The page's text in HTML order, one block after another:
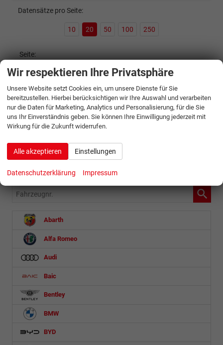
Datensätze pro Seite:
10 20 50 100 250
Seite:
Seiten:
1 ... 10 11 12 13
Gemerkte Fahrzeuge (
Schnellsuche
Fahrzeugnr.
Abarth
Alfa Romeo
Audi
Baic
Bentley
BMW
BYD
Wir respektieren Ihre Privatsphäre
Unsere Website setzt Cookies ein, um unsere Dienste für Sie
bereitzustellen. Hierbei berücksichtigen wir Ihre Auswahl und verarbeiten
nur die Daten für Marketing, Analytics und Personalisierung, für die Sie
uns Ihr Einverständnis geben. Sie können Ihre Einwilligung jederzeit mit
Wirkung für die Zukunft widerrufen.
Alle akzeptieren Einstellungen
Datenschutzerklärung Impressum